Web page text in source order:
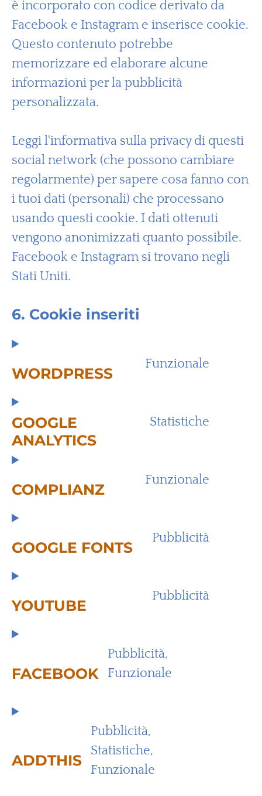
è incorporato con codice derivato da
Facebook e Instagram e inserisce cookie.
Questo contenuto potrebbe
memorizzare ed elaborare alcune
informazioni per la pubblicità
personalizzata.
Leggi l'informativa sulla privacy di questi
social network (che possono cambiare
regolarmente) per sapere cosa fanno con
i tuoi dati (personali) che processano
usando questi cookie. I dati ottenuti
vengono anonimizzati quanto possibile.
Facebook e Instagram si trovano negli
Stati Uniti.
6. Cookie inseriti
WORDPRESS
Funzionale
GOOGLE
ANALYTICS
Statistiche
COMPLIANZ
Funzionale
GOOGLE FONTS
Pubblicità
YOUTUBE
Pubblicità
FACEBOOK
Pubblicità,
Funzionale
ADDTHIS
Pubblicità,
Statistiche,
Funzionale